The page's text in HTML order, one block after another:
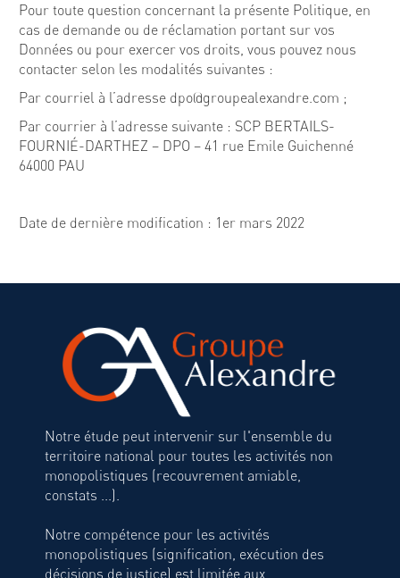
Pour toute question concernant la présente Politique, en
cas de demande ou de réclamation portant sur vos
Données ou pour exercer vos droits, vous pouvez nous
contacter selon les modalités suivantes :
Par courriel à l’adresse dpo@groupealexandre.com ;
Par courrier à l’adresse suivante : SCP BERTAILS-
FOURNIÉ-DARTHEZ – DPO – 41 rue Emile Guichenné
64000 PAU
Date de dernière modification : 1er mars 2022
Notre étude peut intervenir sur l'ensemble du
territoire national pour toutes les activités non
monopolistiques (recouvrement amiable,
constats ...).
Notre compétence pour les activités
monopolistiques (signification, exécution des
décisions de justice) est limitée aux